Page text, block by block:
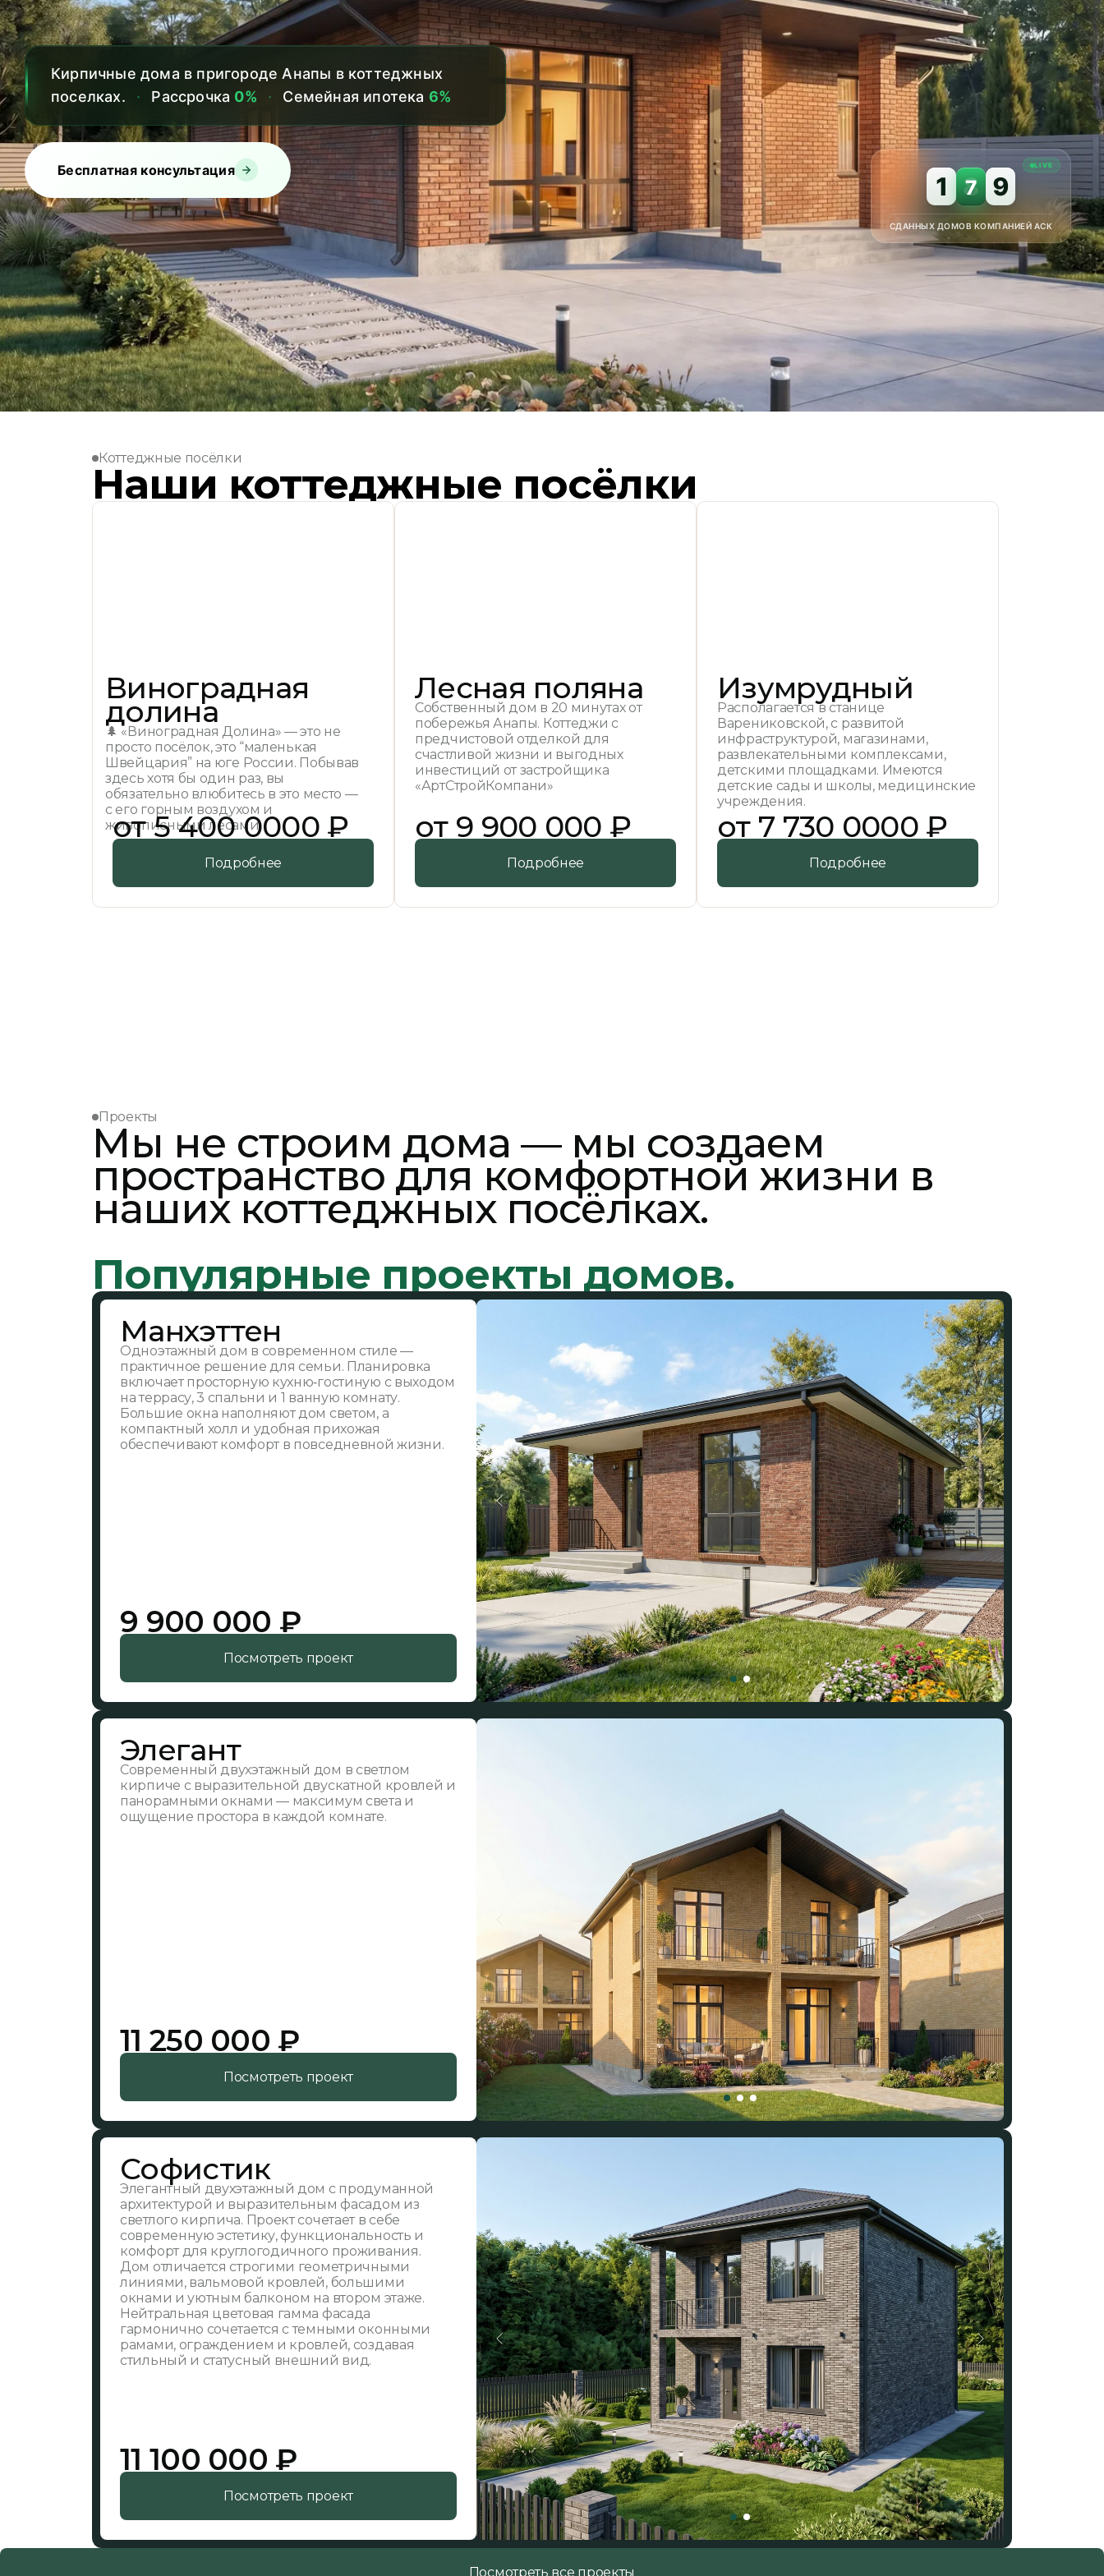
Кирпичные дома в пригороде Анапы в коттеджных
поселках.
· Рассрочка 0% · Семейная ипотека 6%
Бесплатная консультация LIVE
1 8
7 9
СДАННЫХ ДОМОВ КОМПАНИЕЙ АСК
Коттеджные посёлки
Наши коттеджные посёлки
Виноградная
долина
🌲 «Виноградная Долина» — это не
просто посёлок, это “маленькая
Швейцария” на юге России. Побывав
здесь хотя бы один раз, вы
обязательно влюбитесь в это место —
с его горным воздухом и
живописными лесами.
от 5 400 0000 ₽
Подробнее
Лесная поляна
Собственный дом в 20 минутах от
побережья Анапы. Коттеджи с
предчистовой отделкой для
счастливой жизни и выгодных
инвестиций от застройщика
«АртСтройКомпани»
от 9 900 000 ₽
Подробнее
Изумрудный
Располагается в станице
Варениковской, с развитой
инфраструктурой, магазинами,
развлекательными комплексами,
детскими площадками. Имеются
детские сады и школы, медицинские
учреждения.
от 7 730 0000 ₽
Подробнее
Проекты
Мы не строим дома — мы создаем
пространство для комфортной жизни в
наших коттеджных посёлках.
Популярные проекты домов.
Манхэттен
Одноэтажный дом в современном стиле —
практичное решение для семьи. Планировка
включает просторную кухню‑гостиную с выходом
на террасу, 3 спальни и 1 ванную комнату.
Большие окна наполняют дом светом, а
компактный холл и удобная прихожая
обеспечивают комфорт в повседневной жизни.
9 900 000 ₽
Посмотреть проект
Элегант
Современный двухэтажный дом в светлом
кирпиче с выразительной двускатной кровлей и
панорамными окнами — максимум света и
ощущение простора в каждой комнате.
11 250 000 ₽
Посмотреть проект
Софистик
Элегантный двухэтажный дом с продуманной
архитектурой и выразительным фасадом из
светлого кирпича. Проект сочетает в себе
современную эстетику, функциональность и
комфорт для круглогодичного проживания.
Дом отличается строгими геометричными
линиями, вальмовой кровлей, большими
окнами и уютным балконом на втором этаже.
Нейтральная цветовая гамма фасада
гармонично сочетается с темными оконными
рамами, ограждением и кровлей, создавая
стильный и статусный внешний вид.
11 100 000 ₽
Посмотреть проект
Посмотреть все проекты